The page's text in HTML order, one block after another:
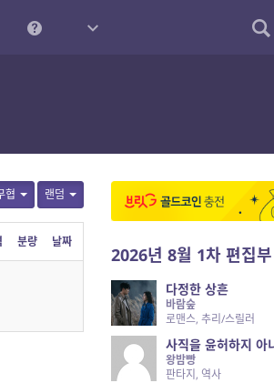
협 랜덤
분량 날짜
다정한 상흔
바람숲
로맨스, 추리/스릴러
사직을 윤허하지 아
왕밤빵
판타지, 역사